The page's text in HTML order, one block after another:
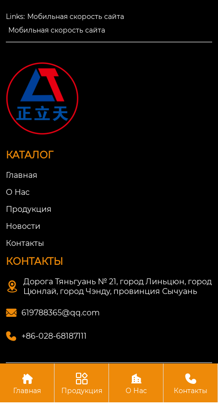
Links: Мобильная скорость сайта
Мобильная скорость сайта
КАТАЛОГ
Главная
О Нac
Продукция
Новости
Контакты
КОНТАКТЫ

Дорога Тяньгуань № 21, город Линьцюн, город
Цюнлай, город Чэнду, провинция Сычуань
 619788365@qq.com
 +86-028-68187111
Авторское право©ООО Цюнлай Литянь
Машиностроительная

Главная

Продукция

О Нac

Контакты
Пожалуйста, оставьте нам сообщение